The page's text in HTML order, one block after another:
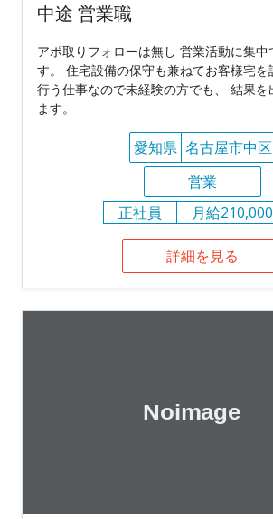
中途 営業職
アポ取りフォローは無し 営業活動に集
す。 住宅設備の保守も兼ねてお客様宅
行う仕事なので未経験の方でも、 結果を
ます。
愛知県 名古屋市中区
営業
正社員
月給
詳細を見る